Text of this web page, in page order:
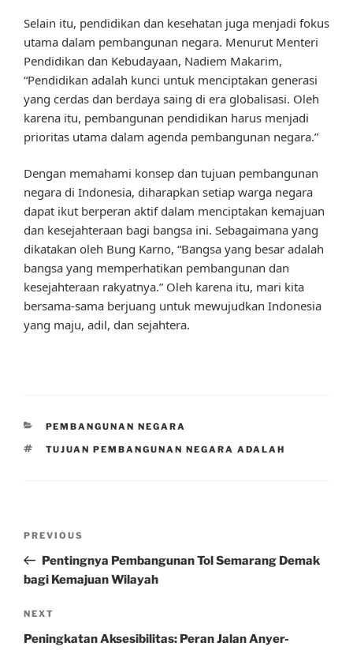
Selain itu, pendidikan dan kesehatan juga menjadi fokus
utama dalam pembangunan negara. Menurut Menteri
Pendidikan dan Kebudayaan, Nadiem Makarim,
“Pendidikan adalah kunci untuk menciptakan generasi
yang cerdas dan berdaya saing di era globalisasi. Oleh
karena itu, pembangunan pendidikan harus menjadi
prioritas utama dalam agenda pembangunan negara.”
Dengan memahami konsep dan tujuan pembangunan
negara di Indonesia, diharapkan setiap warga negara
dapat ikut berperan aktif dalam menciptakan kemajuan
dan kesejahteraan bagi bangsa ini. Sebagaimana yang
dikatakan oleh Bung Karno, “Bangsa yang besar adalah
bangsa yang memperhatikan pembangunan dan
kesejahteraan rakyatnya.” Oleh karena itu, mari kita
bersama-sama berjuang untuk mewujudkan Indonesia
yang maju, adil, dan sejahtera.
CATEGORIES
PEMBANGUNAN NEGARA
TAGS
TUJUAN PEMBANGUNAN NEGARA ADALAH
Previous
Post
PREVIOUS
Pentingnya Pembangunan Tol Semarang Demak
bagi Kemajuan Wilayah
Next
Post
NEXT
Peningkatan Aksesibilitas: Peran Jalan Anyer-